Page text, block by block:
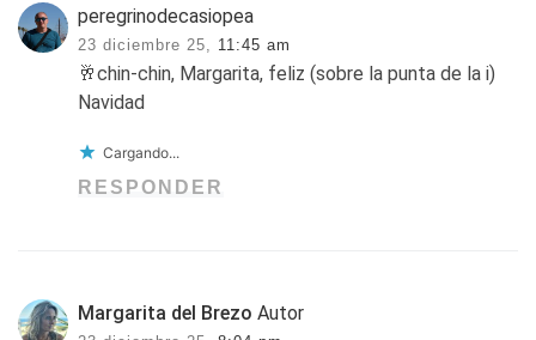
peregrinodecasiopea
23 diciembre 25, 11:45 am
🥂chin-chin, Margarita, feliz (sobre la punta de la i)
Navidad
Cargando...
RESPONDER
Margarita del Brezo Autor